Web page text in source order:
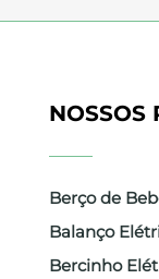
NOSSOS
Berço de
Balanço
Bercinho